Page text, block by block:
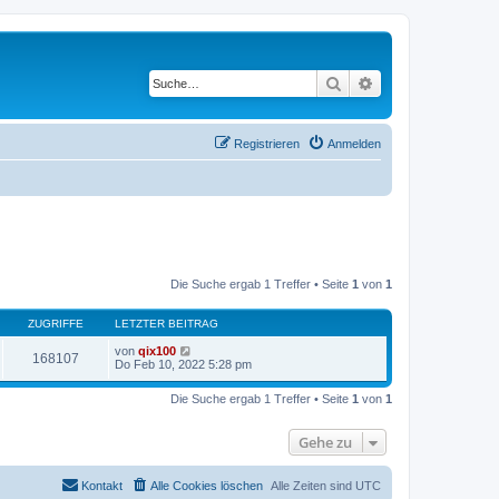
Suche
Anmelden
Registrieren
Die Suche ergab 1 Treffer • Seite 1 von 1
ZUGRIFFE LETZTER BEITRAG
168107 von qix100
Do Feb 10, 2022 5:28 pm
Die Suche ergab 1 Treffer • Seite 1 von 1
Gehe zu
Alle Zeiten sind UTC
Alle Cookies löschen
Kontakt